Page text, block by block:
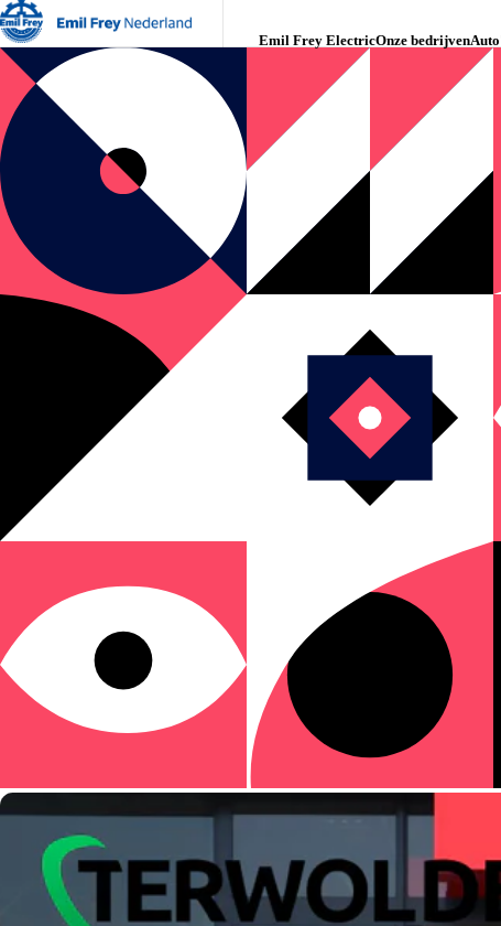
Emil Frey ElectricOnze bedrijven